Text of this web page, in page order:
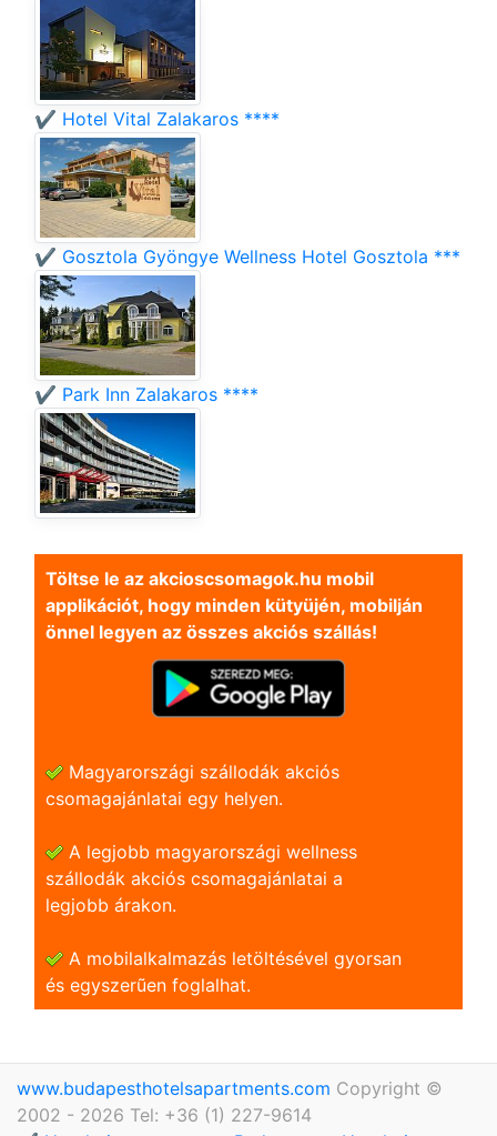
✔️ Hotel Vital Zalakaros ****
✔️ Gosztola Gyöngye Wellness Hotel Gosztola ***
✔️ Park Inn Zalakaros ****
Töltse le az akcioscsomagok.hu mobil
applikációt, hogy minden kütyüjén, mobilján
önnel legyen az összes akciós szállás!
Magyarországi szállodák akciós
csomagajánlatai egy helyen.
A legjobb magyarországi wellness
szállodák akciós csomagajánlatai a
legjobb árakon.
A mobilalkalmazás letöltésével gyorsan
és egyszerũen foglalhat.
www.budapesthotelsapartments.com Copyright ©
2002 - 2026 Tel: +36 (1) 227-9614